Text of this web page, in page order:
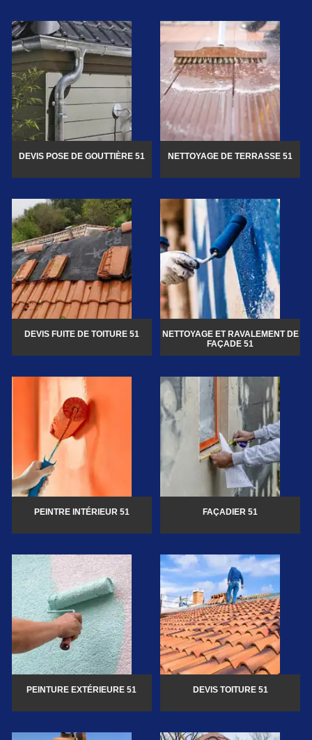
DEVIS POSE DE GOUTTIÈRE 51 NETTOYAGE DE TERRASSE 51
DEVIS FUITE DE TOITURE 51
NETTOYAGE ET RAVALEMENT DE
FAÇADE 51
PEINTRE INTÉRIEUR 51 FAÇADIER 51
PEINTURE EXTÉRIEURE 51 DEVIS TOITURE 51